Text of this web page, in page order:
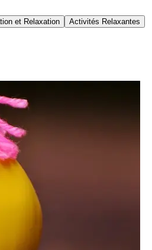
et Relaxation Activités Relaxantes